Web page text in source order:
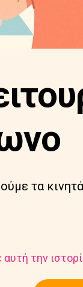
τα
την